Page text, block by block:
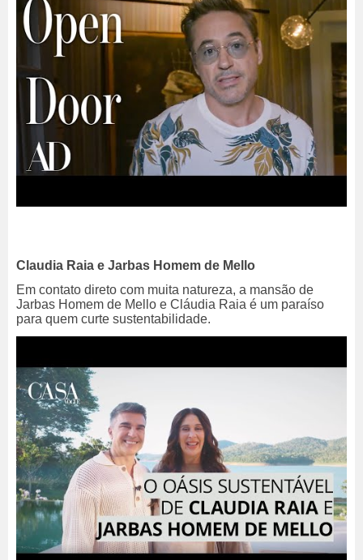
Claudia Raia e Jarbas Homem de Mello
Em contato direto com muita natureza, a mansão de
Jarbas Homem de Mello e Cláudia Raia é um paraíso
para quem curte sustentabilidade.